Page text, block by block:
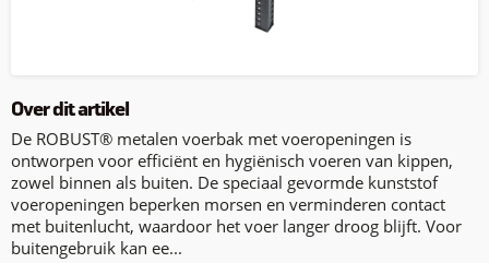
Over dit artikel
De ROBUST® metalen voerbak met voeropeningen is
ontworpen voor efficiënt en hygiënisch voeren van kippen,
zowel binnen als buiten. De speciaal gevormde kunststof
voeropeningen beperken morsen en verminderen contact
met buitenlucht, waardoor het voer langer droog blijft. Voor
buitengebruik kan ee...